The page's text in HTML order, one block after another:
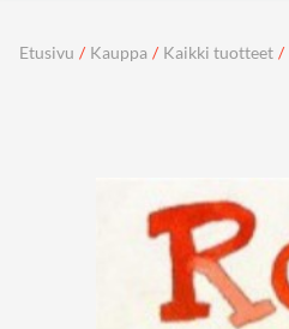
Etusivu / Kauppa / Kaikki tuotteet /